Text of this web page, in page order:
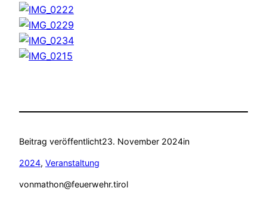
Beitrag veröffentlicht23. November 2024in
2024, Veranstaltung
vonmathon@feuerwehr.tirol